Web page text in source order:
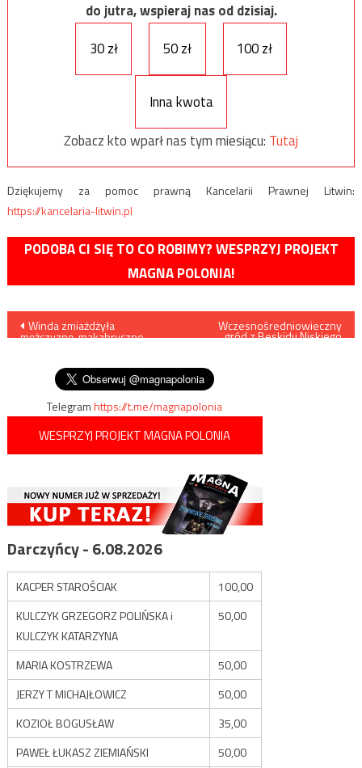
do jutra, wspieraj nas od dzisiaj.
30 zł
50 zł 100 zł
Inna kwota
Zobacz kto wparł nas tym miesiącu: Tutaj
Dziękujemy za pomoc prawną Kancelarii Prawnej Litwin:
https://kancelaria-litwin.pl
PODOBA CI SIĘ TO CO ROBIMY? WESPRZYJ PROJEKT
MAGNA POLONIA!
Nawigacja
wpisu
Winda zmiażdżyła
mężczyznę, makabryczne
Wczesnośredniowieczny
gród z Beskidu Niskiego
Telegramhttps://t.me/magnapolonia
WESPRZYJ PROJEKT MAGNA POLONIA
Darczyńcy - 6.08.2026
KACPER STAROŚCIAK
100,00
KULCZYK GRZEGORZ POLIŃSKA i
KULCZYK KATARZYNA
50,00
MARIA KOSTRZEWA
50,00
JERZY T MICHAJŁOWICZ
50,00
KOZIOŁ BOGUSŁAW
35,00
PAWEŁ ŁUKASZ ZIEMIAŃSKI
50,00